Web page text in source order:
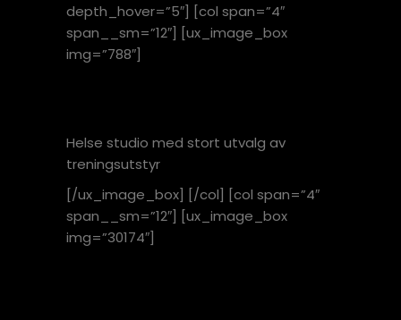
depth_hover=”5″] [col span=”4″
span__sm=”12″] [ux_image_box
img=”788″]
Helse studio med stort utvalg av
treningsutstyr
[/ux_image_box] [/col] [col span=”4″
span__sm=”12″] [ux_image_box
img=”30174″]